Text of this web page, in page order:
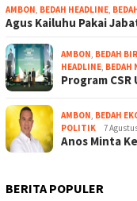
AMBON, BEDAH HEADLINE,
Agus Kailuhu Pakai
AMBON, BEDAH
HEADLINE, BEDAH
Program
AMBON, BEDAH
POLITIK
7
Anos Minta
BERITA POPULER